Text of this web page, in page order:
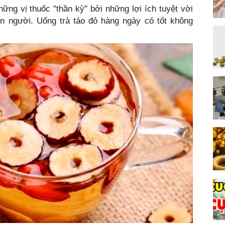
vị thuốc "thần kỳ" bởi những lợi ích tuyệt vời
người. Uống trà táo đỏ hàng ngày có tốt không